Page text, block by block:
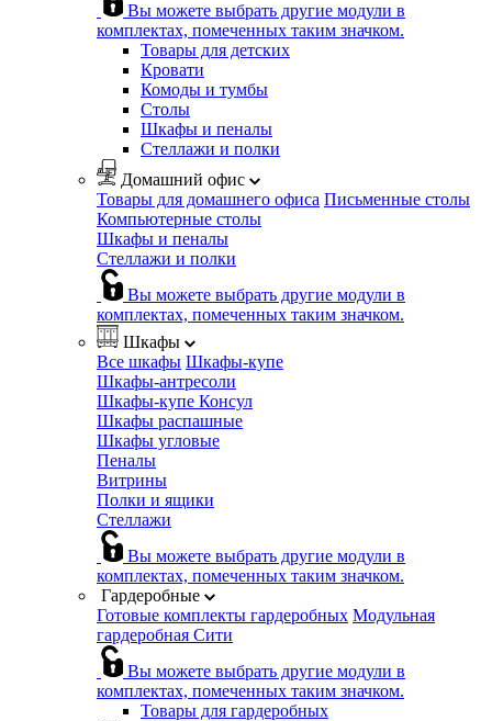
Вы можете выбрать другие модули в
комплектах, помеченных таким значком.
Товары для детских
Кровати
Комоды и тумбы
Столы
Шкафы и пеналы
Стеллажи и полки
Домашний офис
Товары для домашнего офиса Письменные столы
Компьютерные столы
Шкафы и пеналы
Стеллажи и полки
Вы можете выбрать другие модули в
комплектах, помеченных таким значком.
Шкафы
Все шкафы Шкафы-купе
Шкафы-антресоли
Шкафы-купе Консул
Шкафы распашные
Шкафы угловые
Пеналы
Витрины
Полки и ящики
Стеллажи
Вы можете выбрать другие модули в
комплектах, помеченных таким значком.
Гардеробные
Готовые комплекты гардеробных Модульная
гардеробная Сити
Вы можете выбрать другие модули в
комплектах, помеченных таким значком.
Товары для гардеробных